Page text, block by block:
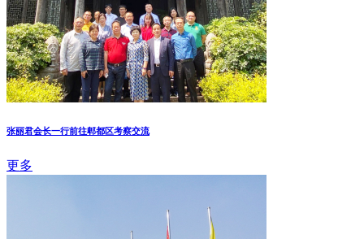
张丽君会长一行前往郫都区考察交流
更多